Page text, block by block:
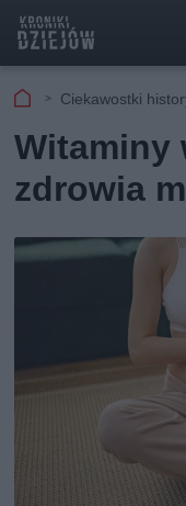
Ciekawostki
Witaminy
zdrowia